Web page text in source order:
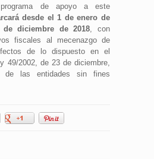
de apoyo a este
desde el 1 de enero de
diciembre de 2018, con
fiscales al mecenazgo de
de lo dispuesto en el
49/2002, de 23 de diciembre,
de las entidades sin fines